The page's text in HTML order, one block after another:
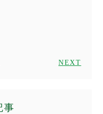
NEXT
事